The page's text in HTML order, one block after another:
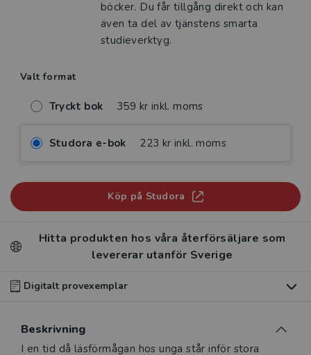
böcker. Du får tillgång direkt och kan
även ta del av tjänstens smarta
studieverktyg.
Valt format
Tryckt bok 359 kr inkl. moms
Studora e-bok 223 kr inkl. moms
Köp på Studora
Hitta produkten hos våra återförsäljare som
levererar utanför Sverige
Digitalt provexemplar
digitalt provexemplar av den här produkten
Beskrivning
Beskrivning
I en tid då läsförmågan hos unga står inför stora